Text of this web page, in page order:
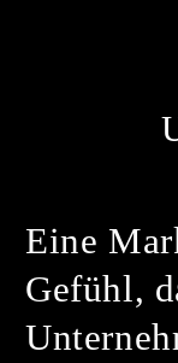
Eine
Gefühl,